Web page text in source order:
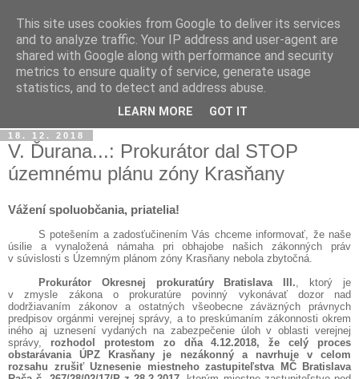
občan.račan.sk
OBČAN, SPOLOČNOSŤ, POLITIKA
občianske fórum
18. 12. 2018
V. Ďurana...: Prokurátor dal STOP
územnému plánu zóny Krasňany
Vážení spoluobčania, priatelia!
S potešením a zadosťučinením Vás chceme informovať, že naše
úsilie a vynaložená námaha pri obhajobe našich zákonných práv
v súvislosti s Územným plánom zóny Krasňany nebola zbytočná.
Prokurátor Okresnej prokuratúry Bratislava III. , ktorý je
v zmysle zákona o prokuratúre povinný vykonávať dozor nad
dodržiavaním zákonov a ostatných všeobecne záväzných právnych
predpisov orgánmi verejnej správy, a to preskúmaním zákonnosti okrem
iného aj uznesení vydaných na zabezpečenie úloh v oblasti verejnej
správy, rozhodol protestom zo dňa 4.12.2018, že
celý proces
obstarávania ÚPZ Krasňany je nezákonný a navrhuje v celom
rozsahu zrušiť Uznesenie miestneho zastupiteľstva MČ Bratislava
This site uses cookies from Google to deliver its services
and to analyze traffic. Your IP address and user-agent are
shared with Google along with performance and security
metrics to ensure quality of service, generate usage
statistics, and to detect and address abuse.
LEARN MORE GOT IT